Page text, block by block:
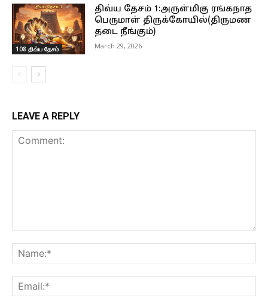
108 திவ்ய தேசம்
திவ்ய தேசம் 1:அருள்மிகு ரங்கநாத
பெருமாள் திருக்கோயில்(திருமண
தடை நீங்கும்)
March 29, 2026
LEAVE A REPLY